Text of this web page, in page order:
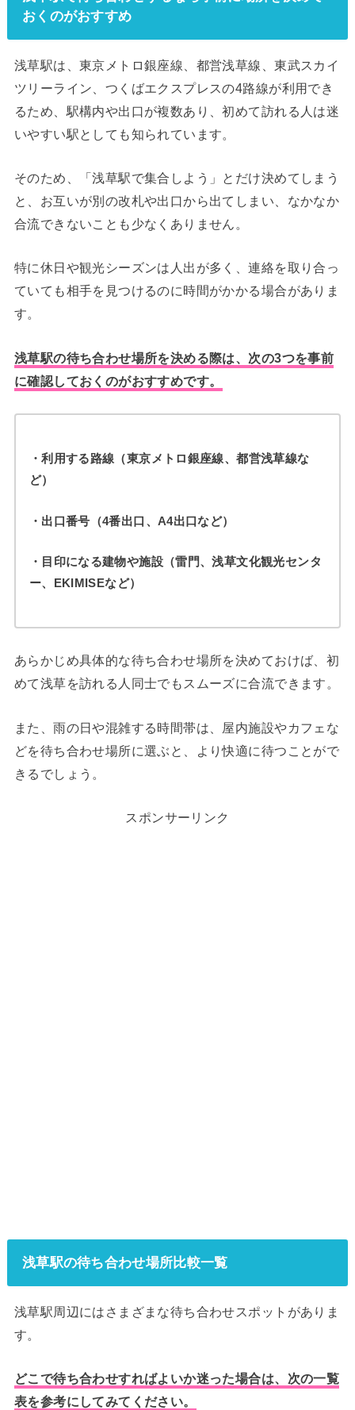
おくのがおすすめ
浅草駅は、東京メトロ銀座線、都営浅草線、東武スカイ
ツリーライン、つくばエクスプレスの4路線が利用でき
るため、駅構内や出口が複数あり、初めて訪れる人は迷
いやすい駅としても知られています。
そのため、「浅草駅で集合しよう」とだけ決めてしまう
と、お互いが別の改札や出口から出てしまい、なかなか
合流できないことも少なくありません。
特に休日や観光シーズンは人出が多く、連絡を取り合っ
ていても相手を見つけるのに時間がかかる場合がありま
す。
浅草駅の待ち合わせ場所を決める際は、次の3つを事前
に確認しておくのがおすすめです。
・利用する路線（東京メトロ銀座線、都営浅草線な
ど）
・出口番号（4番出口、A4出口など）
・目印になる建物や施設（雷門、浅草文化観光センタ
ー、EKIMISEなど）
あらかじめ具体的な待ち合わせ場所を決めておけば、初
めて浅草を訪れる人同士でもスムーズに合流できます。
また、雨の日や混雑する時間帯は、屋内施設やカフェな
どを待ち合わせ場所に選ぶと、より快適に待つことがで
きるでしょう。
スポンサーリンク
浅草駅の待ち合わせ場所比較一覧
浅草駅周辺にはさまざまな待ち合わせスポットがありま
す。
どこで待ち合わせすればよいか迷った場合は、次の一覧
表を参考にしてみてください。